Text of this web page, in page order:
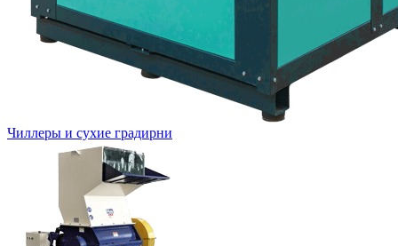
Чиллеры и сухие градирни